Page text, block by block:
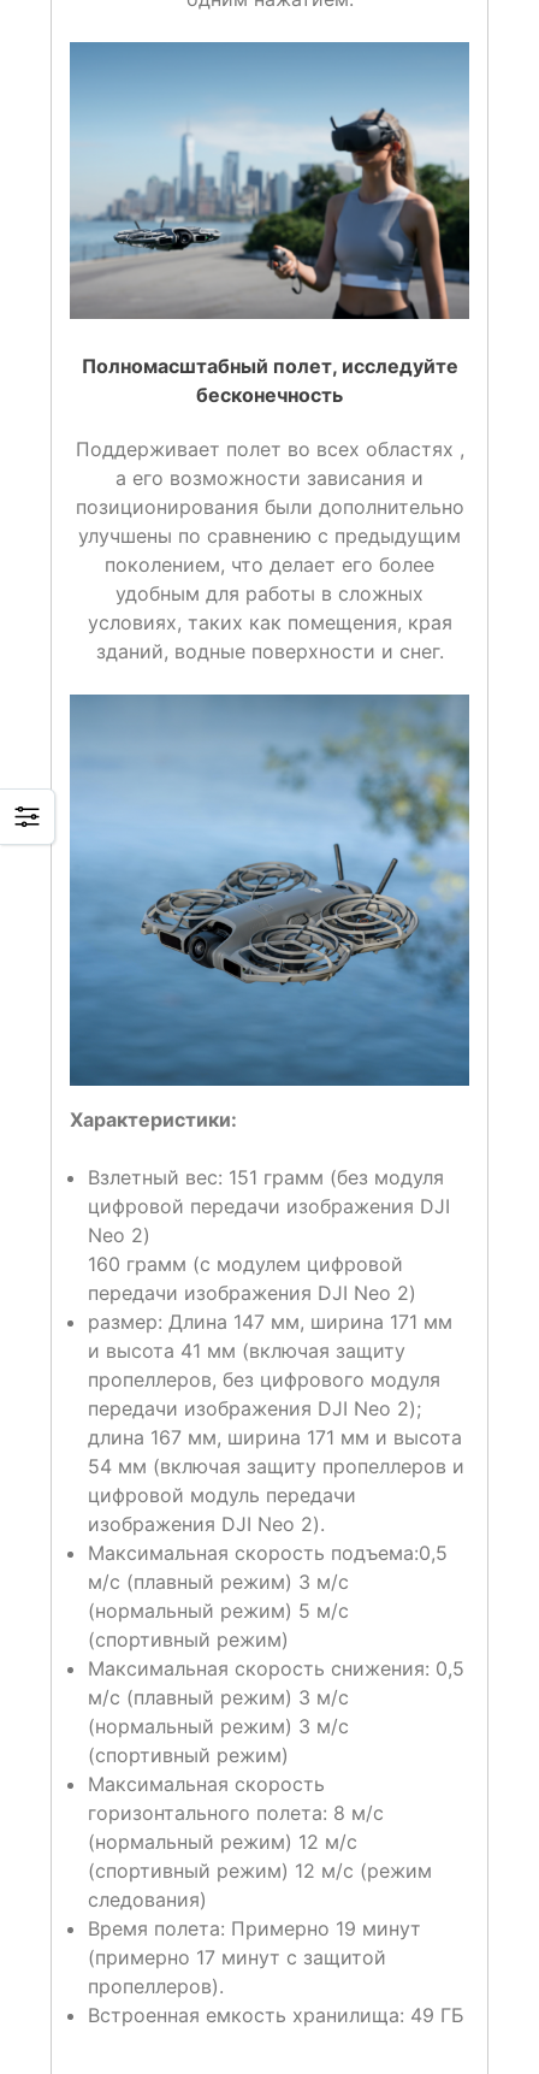
Полномасштабный полет, исследуйте
бесконечность
Поддерживает полет во всех областях ,
а его возможности зависания и
позиционирования были дополнительно
улучшены по сравнению с предыдущим
поколением, что делает его более
удобным для работы в сложных
условиях, таких как помещения, края
зданий, водные поверхности и снег.
Характеристики:
Взлетный вес: 151 грамм (без модуля
цифровой передачи изображения DJI
Neo 2)
160 грамм (с модулем цифровой
передачи изображения DJI Neo 2)
размер: Длина 147 мм, ширина 171 мм
и высота 41 мм (включая защиту
пропеллеров, без цифрового модуля
передачи изображения DJI Neo 2);
длина 167 мм, ширина 171 мм и высота
54 мм (включая защиту пропеллеров и
цифровой модуль передачи
изображения DJI Neo 2).
Максимальная скорость подъема:0,5
м/с (плавный режим) 3 м/с
(нормальный режим) 5 м/с
(спортивный режим)
Максимальная скорость снижения: 0,5
м/с (плавный режим) 3 м/с
(нормальный режим) 3 м/с
(спортивный режим)
Максимальная скорость
горизонтального полета: 8 м/с
(нормальный режим) 12 м/с
(спортивный режим) 12 м/с (режим
следования)
Время полета: Примерно 19 минут
(примерно 17 минут с защитой
пропеллеров).
Встроенная емкость хранилища: 49 ГБ